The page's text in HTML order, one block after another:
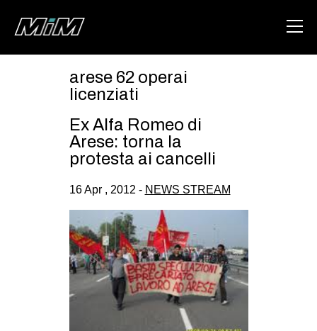
HOME
ABOUT
AREA
CSOA LAMBRETTA
MSM
STUDENTI TSUNAMI
ZAM
arese 62 operai
licenziati
Ex Alfa Romeo di
Arese: torna la
protesta ai cancelli
16 Apr , 2012 - NEWS STREAM